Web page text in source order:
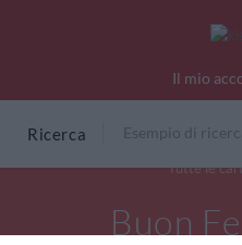
Il mio
Ricerca
Tutte le
Buon